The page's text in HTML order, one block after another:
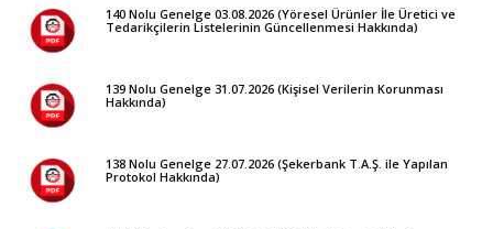
140 Nolu Genelge 03.08.2026 (Yöresel Ürünler İle Üretici ve
Tedarikçilerin Listelerinin Güncellenmesi Hakkında)
139 Nolu Genelge 31.07.2026 (Kişisel Verilerin Korunması
Hakkında)
138 Nolu Genelge 27.07.2026 (Şekerbank T.A.Ş. ile Yapılan
Protokol Hakkında)